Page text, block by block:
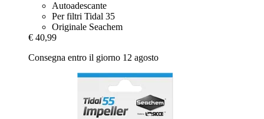
Autoadescante
Per filtri Tidal 35
Originale Seachem
€ 40,99
Consegna entro il giorno 12 agosto